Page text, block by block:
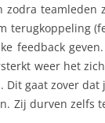
teamleden
terugkoppeling
feedback
weer het
gaat zover
Zij durven zelfs